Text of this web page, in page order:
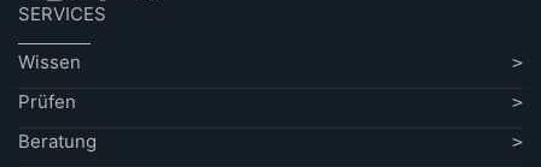
SERVICES
Wissen
Prüfen
Beratung